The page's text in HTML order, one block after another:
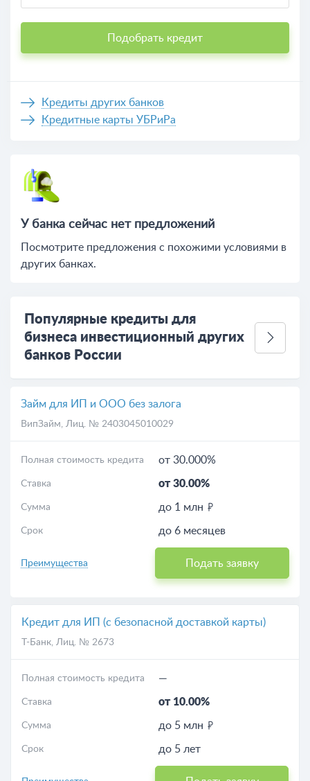
Подобрать кредит
Кредиты других банков
Кредитные карты УБРиРа
У банка сейчас нет предложений
Посмотрите предложения c похожими условиями в
других банках.
Популярные кредиты для
бизнеса инвестиционный других
банков России
Займ для ИП и ООО без залога
ВипЗайм, Лиц. № 2403045010029
Полная стоимость кредита от 30.000%
Ставка от 30.00%
Сумма до 1 млн
Срок до 6 месяцев
Преимущества Подать заявку
Кредит для ИП (с безопасной доставкой карты)
Т-Банк, Лиц. № 2673
Полная стоимость кредита —
Ставка от 10.00%
Сумма до 5 млн
Срок до 5 лет